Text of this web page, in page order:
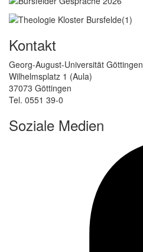
Kontakt
Georg-August-Universität Göttingen
Wilhelmsplatz 1 (Aula)
37073 Göttingen
Tel. 0551 39-0
Soziale Medien